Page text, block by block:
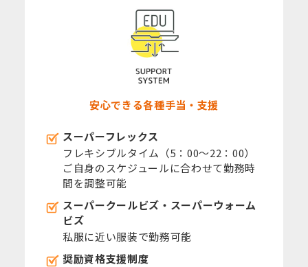
安心できる各種手当・支援
スーパーフレックス
フレキシブルタイム（5：00～22：00）
ご自身のスケジュールに合わせて勤務時
間を調整可能
スーパークールビズ・スーパーウォーム
ビズ
私服に近い服装で勤務可能
奨励資格支援制度